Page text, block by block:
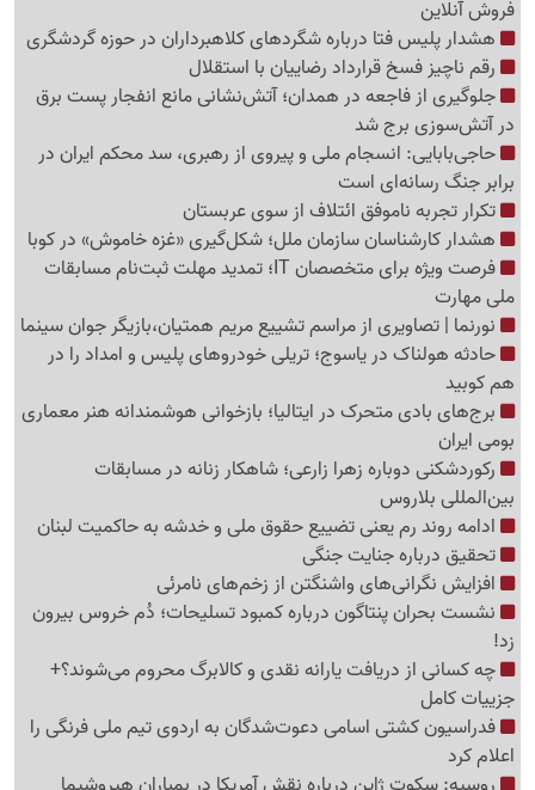
فروش آنلاین
هشدار پلیس فتا درباره شگردهای کلاهبرداران در حوزه گردشگری
رقم ناچیز فسخ قرارداد رضاییان با استقلال
جلوگیری از فاجعه در همدان؛ آتش‌نشانی مانع انفجار پست برق
در آتش‌سوزی برج شد
حاجی‌بابایی: انسجام ملی و پیروی از رهبری، سد محکم ایران در
برابر جنگ رسانه‌ای است
تکرار تجربه ناموفق ائتلاف از سوی عربستان
هشدار کارشناسان سازمان ملل؛ شکل‌گیری «غزه‌ خاموش» در کوبا
فرصت ویژه برای متخصصان IT؛ تمدید مهلت ثبت‌نام مسابقات
ملی مهارت
نورنما | تصاویری از مراسم تشییع مریم همتیان،بازیگر جوان سینما
حادثه هولناک در یاسوج؛ تریلی خودروهای پلیس و امداد را در
هم کوبید
برج‌های بادی متحرک در ایتالیا؛ بازخوانی هوشمندانه هنر معماری
بومی ایران
رکوردشکنی دوباره زهرا زارعی؛ شاهکار زنانه در مسابقات
بین‌المللی بلاروس
ادامه روند رم یعنی تضییع حقوق ملی و خدشه به حاکمیت لبنان
تحقیق درباره جنایت جنگی
افزایش نگرانی‌های واشنگتن از زخم‌های نامرئی
نشست بحران پنتاگون درباره کمبود تسلیحات؛ دُم خروس بیرون
زد!
چه کسانی از دریافت یارانه نقدی و کالابرگ محروم می‌شوند؟+
جزییات کامل
فدراسیون کشتی اسامی دعوت‌شدگان به اردوی تیم ملی فرنگی را
اعلام کرد